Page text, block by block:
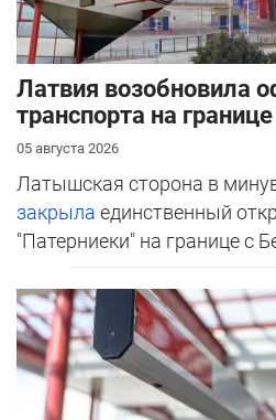
Латвия возобновила
транспорта на
05 августа 2026
Латышская сторона в
закрыла единственный
"Патерниеки" на границе с